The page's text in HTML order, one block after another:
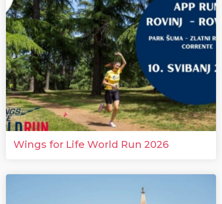
Wings for Life World Run 2026